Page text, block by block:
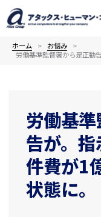
容
ホーム
お悩み
労働基準監督署から是正勧
労働基
告が。
件費が1
状態に。